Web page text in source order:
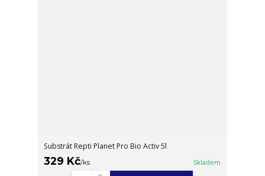
Substrát Repti Planet Pro Bio Activ 5l
329 Kč/ks Skladem